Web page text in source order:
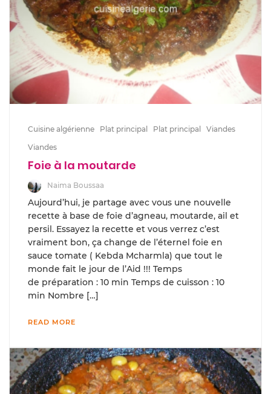
Cuisine algérienne Plat principal Plat principal
Viandes
Viandes
Foie à la moutarde
Naima Boussaa
Aujourd’hui, je partage avec vous une nouvelle
recette à base de foie d’agneau, moutarde, ail et
persil. Essayez la recette et vous verrez c’est
vraiment bon, ça change de l’éternel foie en
sauce tomate ( Kebda Mcharmla) que tout le
monde fait le jour de l’Aid !!! Temps
de préparation : 10 min Temps de cuisson : 10
min Nombre […]
READ MORE